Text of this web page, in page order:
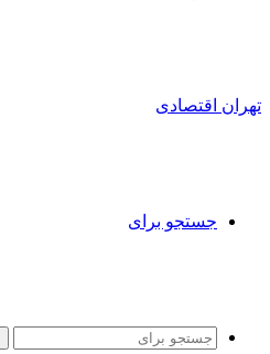
تهران اقتصادی
جستجو برای